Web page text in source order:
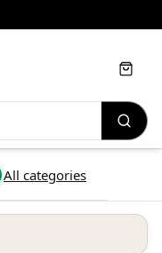
All categories
Cart